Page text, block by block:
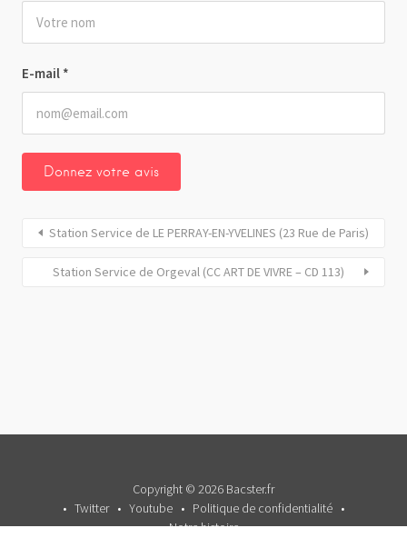
E-mail *
Station Service de LE PERRAY-EN-YVELINES (23 Rue de Paris)
Station Service de Orgeval (CC ART DE VIVRE – CD 113)
Copyright © 2026 Bacster.fr
Twitter
Youtube
Politique de confidentialité
Notre histoire